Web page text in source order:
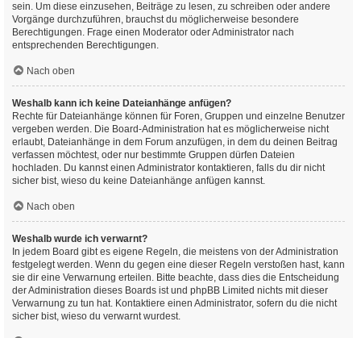
sein. Um diese einzusehen, Beiträge zu lesen, zu schreiben oder andere
Vorgänge durchzuführen, brauchst du möglicherweise besondere
Berechtigungen. Frage einen Moderator oder Administrator nach
entsprechenden Berechtigungen.
Nach oben
Weshalb kann ich keine Dateianhänge anfügen?
Rechte für Dateianhänge können für Foren, Gruppen und einzelne Benutzer
vergeben werden. Die Board-Administration hat es möglicherweise nicht
erlaubt, Dateianhänge in dem Forum anzufügen, in dem du deinen Beitrag
verfassen möchtest, oder nur bestimmte Gruppen dürfen Dateien
hochladen. Du kannst einen Administrator kontaktieren, falls du dir nicht
sicher bist, wieso du keine Dateianhänge anfügen kannst.
Nach oben
Weshalb wurde ich verwarnt?
In jedem Board gibt es eigene Regeln, die meistens von der Administration
festgelegt werden. Wenn du gegen eine dieser Regeln verstoßen hast, kann
sie dir eine Verwarnung erteilen. Bitte beachte, dass dies die Entscheidung
der Administration dieses Boards ist und phpBB Limited nichts mit dieser
Verwarnung zu tun hat. Kontaktiere einen Administrator, sofern du die nicht
sicher bist, wieso du verwarnt wurdest.